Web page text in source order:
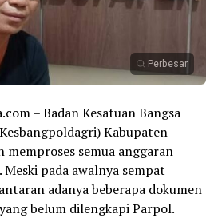
Perbesar
– Badan Kesatuan Bangsa
Kabupaten
memproses semua anggaran
pada awalnya sempat
adanya beberapa dokumen
belum dilengkapi Parpol.